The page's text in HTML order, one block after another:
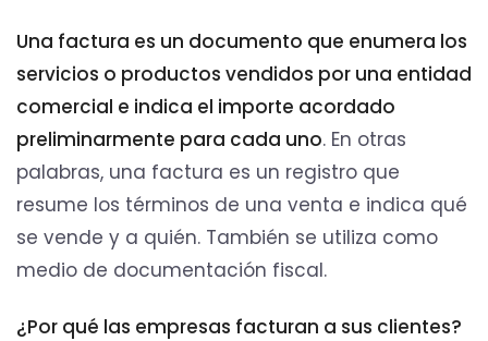
Una factura es un documento que enumera los
servicios o productos vendidos por una entidad
comercial e indica el importe acordado
preliminarmente para cada uno. En otras
palabras, una factura es un registro que
resume los términos de una venta e indica qué
se vende y a quién. También se utiliza como
medio de documentación fiscal.
¿Por qué las empresas facturan a sus clientes?